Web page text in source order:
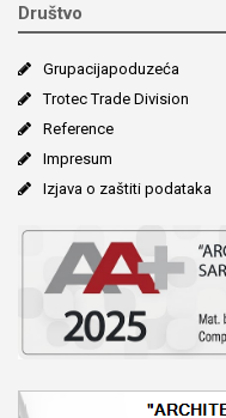
Društvo
Grupacija­poduzeća
Trotec Trade Division
Reference
Impresum
Izjava o zaštiti podataka